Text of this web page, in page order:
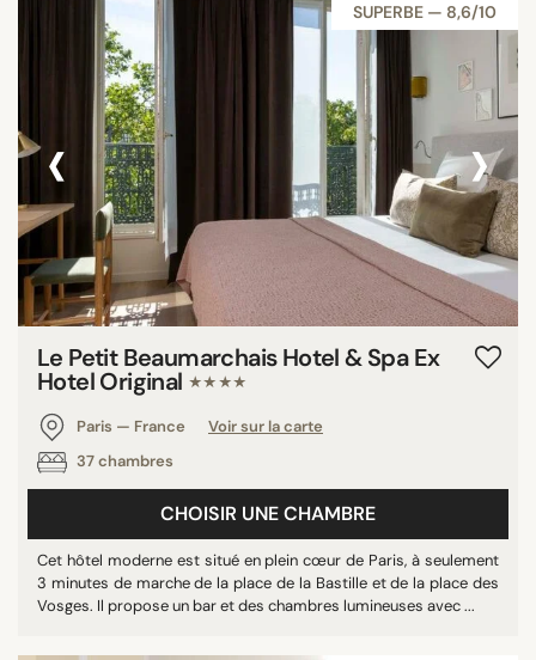
SUPERBE — 8,6/10
‹ ›
Le Petit Beaumarchais Hotel & Spa Ex
Hotel Original ★★★★
Paris — France
Voir sur la carte
37 chambres
CHOISIR UNE CHAMBRE
Cet hôtel moderne est situé en plein cœur de Paris, à seulement
3 minutes de marche de la place de la Bastille et de la place des
Vosges. Il propose un bar et des chambres lumineuses avec ...